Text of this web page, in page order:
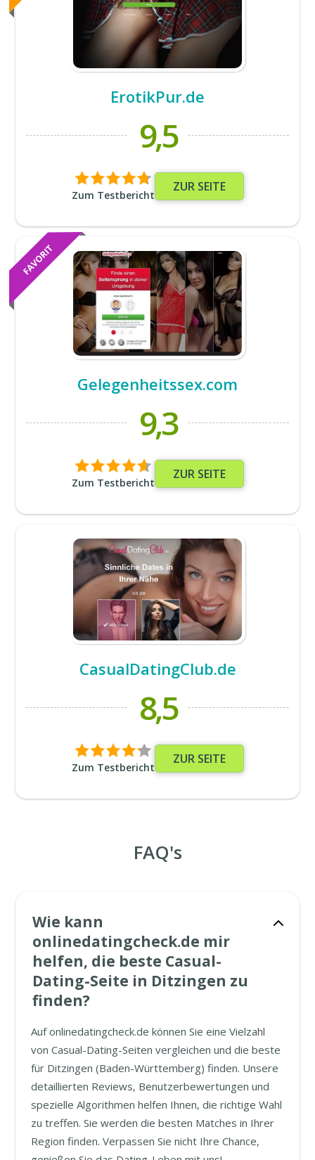
ErotikPur.de
9,5
Zum Testbericht
ZUR SEITE
Gelegenheitssex.com
9,3
Zum Testbericht
ZUR SEITE
CasualDatingClub.de
8,5
Zum Testbericht
ZUR SEITE
FAQ's
Wie kann
onlinedatingcheck.de mir
helfen, die beste Casual-
Dating-Seite in Ditzingen zu
finden?
Auf onlinedatingcheck.de können Sie eine Vielzahl
von Casual-Dating-Seiten vergleichen und die beste
für Ditzingen (Baden-Württemberg) finden. Unsere
detaillierten Reviews, Benutzerbewertungen und
spezielle Algorithmen helfen Ihnen, die richtige Wahl
zu treffen. Sie werden die besten Matches in Ihrer
Region finden. Verpassen Sie nicht Ihre Chance,